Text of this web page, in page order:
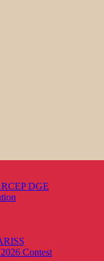
DGE
Contest